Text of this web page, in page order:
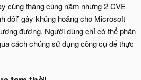
cùng tháng cùng năm nhưng 2 CVE
đôi” gây khủng hoảng cho Microsoft
đương. Người dùng chỉ có thể phân
cách chúng sử dụng công cụ để thực